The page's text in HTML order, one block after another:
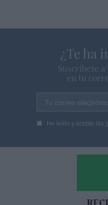
¿Te ha
Suscríbete
en tu
Tu correo
He leído y acepto las